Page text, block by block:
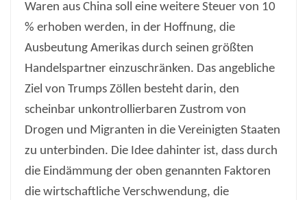
Waren aus China soll eine weitere Steuer von 10
% erhoben werden, in der Hoffnung, die
Ausbeutung Amerikas durch seinen größten
Handelspartner einzuschränken. Das angebliche
Ziel von Trumps Zöllen besteht darin, den
scheinbar unkontrollierbaren Zustrom von
Drogen und Migranten in die Vereinigten Staaten
zu unterbinden. Die Idee dahinter ist, dass durch
die Eindämmung der oben genannten Faktoren
die wirtschaftliche Verschwendung, die